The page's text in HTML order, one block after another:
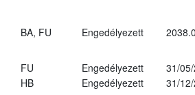
BA, FU Engedélyezett
FU Engedélyezett
31/
HB Engedélyezett
31/